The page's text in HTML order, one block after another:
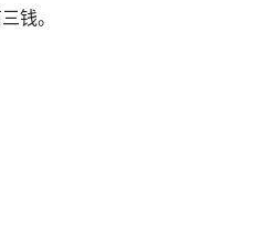
钱。